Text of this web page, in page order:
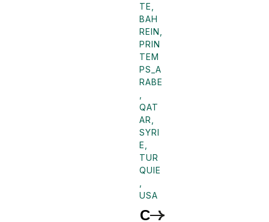
TE
BAH
REIN
PRIN
TEM
PS_A
RABE
QAT
AR
SYRI
E
TUR
QUIE
USA
C